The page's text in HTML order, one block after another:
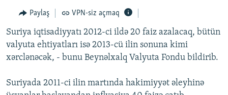
QANUNI DOĞRU
ARAŞDIRMA
MULTIMEDIA
FOTOQALEREYA
OXU ZALI
HAQQIMIZDA
Paylaş VPN-siz açmaq
Suriya iqtisadiyyatı 2012-ci ildə 20 faiz azalacaq, bütün
valyuta ehtiyatları isə 2013-cü ilin sonuna kimi
xərclənəcək, - bunu Beynəlxalq Valyuta Fondu bildirib.
Suriyada 2011-ci ilin martında hakimiyyət əleyhinə